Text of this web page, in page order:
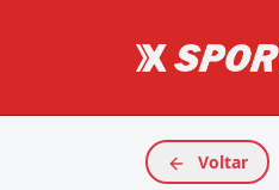
Voltar